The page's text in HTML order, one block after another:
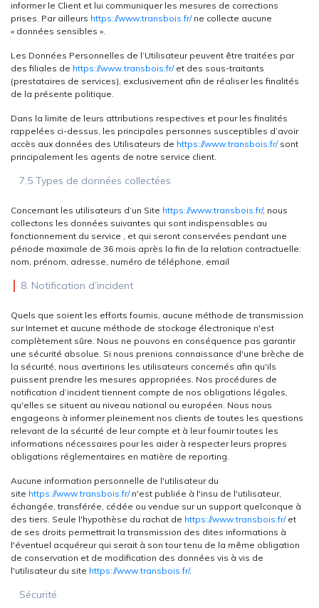
informer le Client et lui communiquer les mesures de corrections
prises. Par ailleurs https://www.transbois.fr/ne collecte aucune
« données sensibles ».
Les Données Personnelles de l’Utilisateur peuvent être traitées par
des filiales de https://www.transbois.fr/et des sous-traitants
(prestataires de services), exclusivement afin de réaliser les finalités
de la présente politique.
Dans la limite de leurs attributions respectives et pour les finalités
rappelées ci-dessus, les principales personnes susceptibles d’avoir
accès aux données des Utilisateurs de https://www.transbois.fr/sont
principalement les agents de notre service client.
7.5 Types de données collectées
Concernant les utilisateurs d’un Site https://www.transbois.fr/, nous
collectons les données suivantes qui sont indispensables au
fonctionnement du service , et qui seront conservées pendant une
période maximale de 36 mois après la fin de la relation contractuelle:
nom, prénom, adresse, numéro de téléphone, email
8. Notification d’incident
Quels que soient les efforts fournis, aucune méthode de transmission
sur Internet et aucune méthode de stockage électronique n'est
complètement sûre. Nous ne pouvons en conséquence pas garantir
une sécurité absolue. Si nous prenions connaissance d'une brèche de
la sécurité, nous avertirions les utilisateurs concernés afin qu'ils
puissent prendre les mesures appropriées. Nos procédures de
notification d’incident tiennent compte de nos obligations légales,
qu'elles se situent au niveau national ou européen. Nous nous
engageons à informer pleinement nos clients de toutes les questions
relevant de la sécurité de leur compte et à leur fournir toutes les
informations nécessaires pour les aider à respecter leurs propres
obligations réglementaires en matière de reporting.
Aucune information personnelle de l'utilisateur du
site https://www.transbois.fr/n'est publiée à l'insu de l'utilisateur,
échangée, transférée, cédée ou vendue sur un support quelconque à
des tiers. Seule l'hypothèse du rachat de https://www.transbois.fr/et
de ses droits permettrait la transmission des dites informations à
l'éventuel acquéreur qui serait à son tour tenu de la même obligation
de conservation et de modification des données vis à vis de
l'utilisateur du site https://www.transbois.fr/.
Sécurité